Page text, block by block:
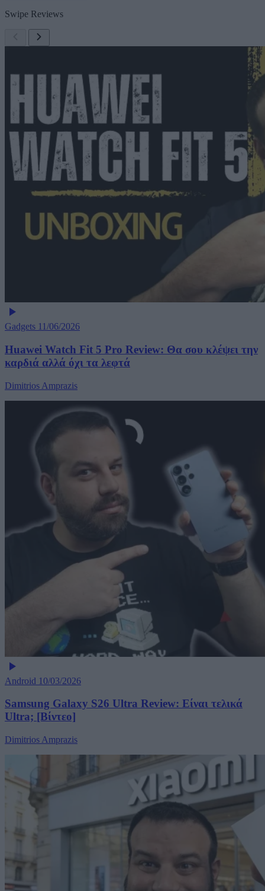
Swipe Reviews
Gadgets 11/06/2026
Huawei Watch Fit 5 Pro Review: Θα σου κλέψει την
καρδιά αλλά όχι τα λεφτά
Dimitrios Amprazis
Android 10/03/2026
Samsung Galaxy S26 Ultra Review: Είναι τελικά
Ultra; [Βίντεο]
Dimitrios Amprazis